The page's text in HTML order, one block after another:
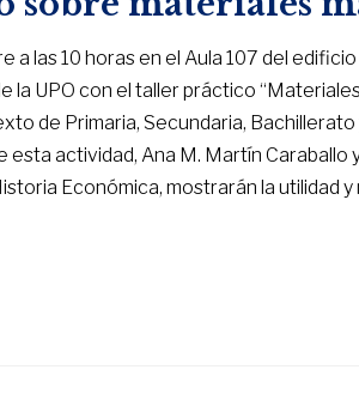
a las 10 horas en el Aula 107 del
la UPO con el taller práctico
de Primaria, Secundaria,
actividad, Ana M. Martín Caraballo
Económica, mostrarán la utilidad